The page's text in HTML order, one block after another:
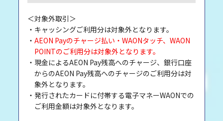
＜対象外取引＞
・キャッシングご利用分は対象外となります。
・ AEON Payのチャージ払い・WAONタッチ、WAON
POINTのご利用分は対象外となります。
・現金によるAEON Pay残高へのチャージ、銀行口座
からのAEON Pay残高へのチャージのご利用分は対
象外となります。
・発行されたカードに付帯する電子マネーWAONでの
ご利用金額は対象外となります。